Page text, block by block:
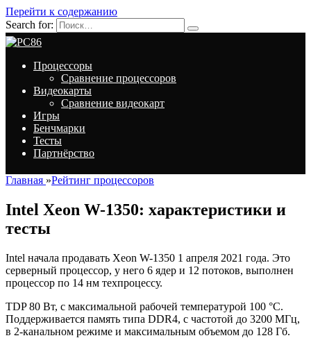
Перейти к содержанию
Search for:
Процессоры
Сравнение процессоров
Видеокарты
Сравнение видеокарт
Игры
Бенчмарки
Тесты
Партнёрство
Главная »Рейтинг процессоров
Intel Xeon W-1350: характеристики и
тесты
Intel начала продавать Xeon W-1350 1 апреля 2021 года. Это
серверный процессор, у него 6 ядер и 12 потоков, выполнен
процессор по 14 нм техпроцессу.
TDP 80 Вт, с максимальной рабочей температурой 100 °C.
Поддерживается память типа DDR4, с частотой до 3200 МГц,
в 2-канальном режиме и максимальным объемом до 128 Гб.